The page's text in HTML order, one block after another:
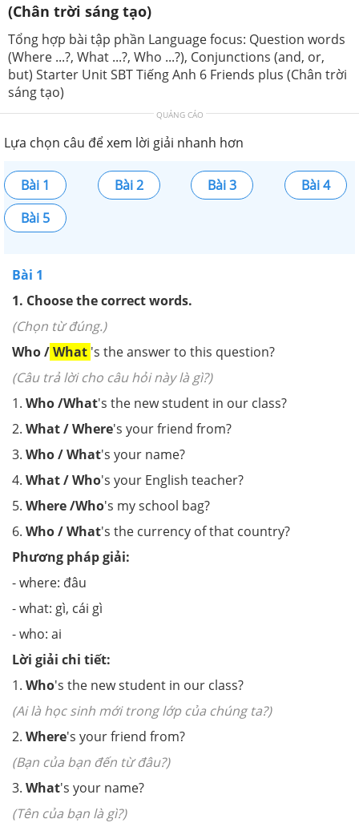
(Chân trời sáng tạo)
Tổng hợp bài tập phần Language focus: Question words
(Where ...?, What ...?, Who ...?), Conjunctions (and, or,
but) Starter Unit SBT Tiếng Anh 6 Friends plus (Chân trời
sáng tạo)
QUẢNG CÁO
Lựa chọn câu để xem lời giải nhanh hơn
Bài 1 Bài 2 Bài 3
Bài 4
Bài 5
Bài 1
1. Choose the correct words.
(Chọn từ đúng.)
Who /What 's the answer to this question?
(Câu trả lời cho câu hỏi này là gì?)
1. Who /What's the new student in our class?
2. What / Where's your friend from?
3. Who / What's your name?
4. What / Who's your English teacher?
5. Where /Who's my school bag?
6. Who / What's the currency of that country?
Phương pháp giải:
- where: đâu
- what: gì, cái gì
- who: ai
Lời giải chi tiết:
1. Who's the new student in our class?
(Ai là học sinh mới trong lớp của chúng ta?)
2. Where's your friend from?
(Bạn của bạn đến từ đâu?)
3. What's your name?
(Tên của bạn là gì?)